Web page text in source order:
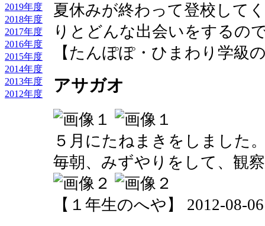
2019年度
2018年度
2017年度
2016年度
2015年度
2014年度
2013年度
2012年度
夏休みが終わって登校して
りとどんな出会いをするの
【たんぽぽ・ひまわり学級
アサガオ
５月にたねまきをしました
毎朝、みずやりをして、観
【１年生のへや】 2012-08-